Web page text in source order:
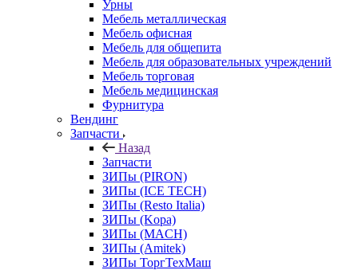
Урны
Мебель металлическая
Мебель офисная
Мебель для общепита
Мебель для образовательных учреждений
Мебель торговая
Мебель медицинская
Фурнитура
Вендинг
Запчасти
Назад
Запчасти
ЗИПы (PIRON)
ЗИПы (ICE TECH)
ЗИПы (Resto Italia)
ЗИПы (Kopa)
ЗИПы (MACH)
ЗИПы (Amitek)
ЗИПы ТоргТехМаш